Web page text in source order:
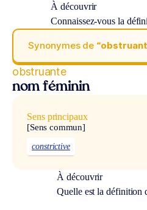
À découvrir
Connaissez-vous la
Synonymes de
obstruante
nom féminin
Sens principaux
[Sens commun]
constrictive
À découvrir
Quelle est la définition